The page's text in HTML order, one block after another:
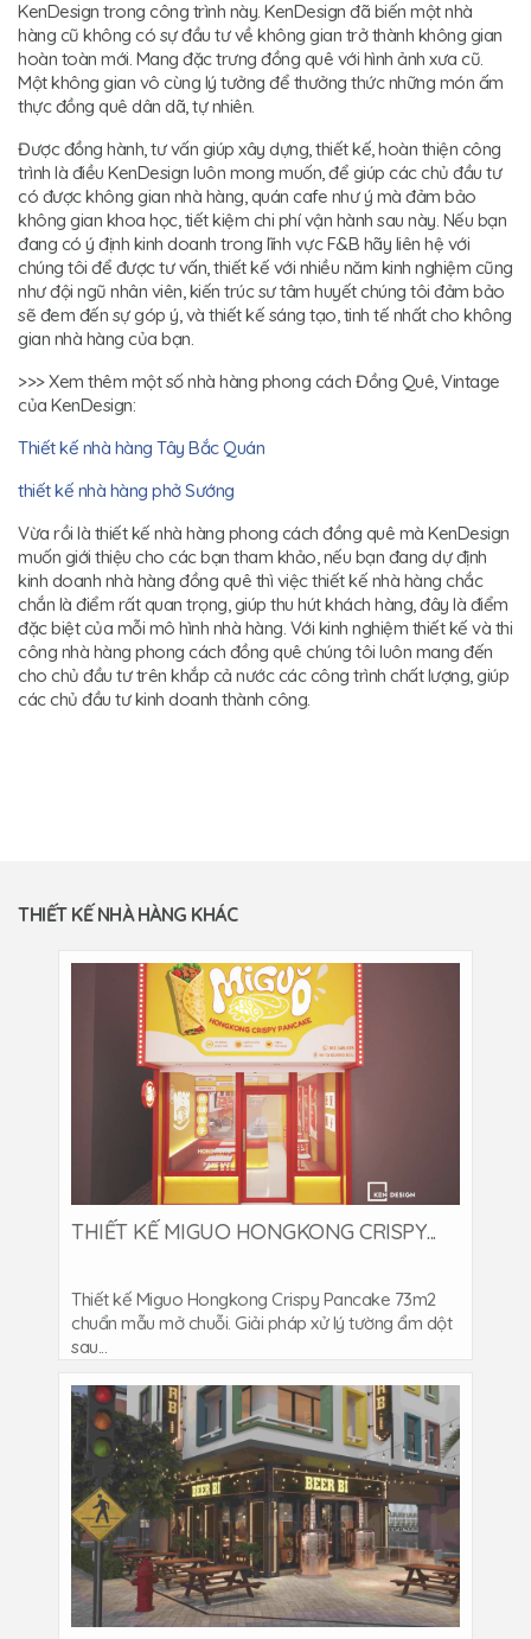
KenDesign trong công trình này. KenDesign đã biến một nhà
hàng cũ không có sự đầu tư về không gian trở thành không gian
hoàn toàn mới. Mang đặc trưng đồng quê với hình ảnh xưa cũ.
Một không gian vô cùng lý tưởng để thưởng thức những món ấm
thực đồng quê dân dã, tự nhiên.
Được đồng hành, tư vấn giúp xây dựng, thiết kế, hoàn thiện công
trình là điều KenDesign luôn mong muốn, để giúp các chủ đầu tư
có được không gian nhà hàng, quán cafe như ý mà đảm bảo
không gian khoa học, tiết kiệm chi phí vận hành sau này. Nếu bạn
đang có ý định kinh doanh trong lĩnh vực F&B hãy liên hệ với
chúng tôi để được tư vấn, thiết kế với nhiều năm kinh nghiệm cũng
như đội ngũ nhân viên, kiến trúc sư tâm huyết chúng tôi đảm bảo
sẽ đem đến sự góp ý, và thiết kế sáng tạo, tinh tế nhất cho không
gian nhà hàng của bạn.
>>> Xem thêm một số nhà hàng phong cách Đồng Quê, Vintage
của KenDesign:
Thiết kế nhà hàng Tây Bắc Quán
thiết kế nhà hàng phở Sướng
Vừa rồi là thiết kế nhà hàng phong cách đồng quê mà KenDesign
muốn giới thiệu cho các bạn tham khảo, nếu bạn đang dự định
kinh doanh nhà hàng đồng quê thì việc thiết kế nhà hàng chắc
chắn là điểm rất quan trọng, giúp thu hút khách hàng, đây là điểm
đặc biệt của mỗi mô hình nhà hàng. Với kinh nghiệm thiết kế và thi
công nhà hàng phong cách đồng quê chúng tôi luôn mang đến
cho chủ đầu tư trên khắp cả nước các công trình chất lượng, giúp
các chủ đầu tư kinh doanh thành công.
THIẾT KẾ NHÀ HÀNG KHÁC
THIẾT KẾ MIGUO HONGKONG CRISPY...
Thiết kế Miguo Hongkong Crispy Pancake 73m2
chuẩn mẫu mở chuỗi. Giải pháp xử lý tường ẩm dột
sau...